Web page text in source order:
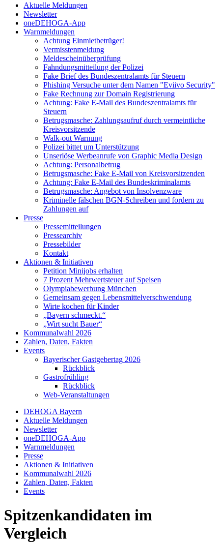
Aktuelle Meldungen
Newsletter
oneDEHOGA-App
Warnmeldungen
Achtung Einmietbetrüger!
Vermisstenmeldung
Meldescheinüberprüfung
Fahndungsmitteilung der Polizei
Fake Brief des Bundeszentralamts für Steuern
Phishing Versuche unter dem Namen "Eviivo Security"
Fake Rechnung zur Domain Registrierung
Achtung: Fake E-Mail des Bundeszentralamts für
Steuern
Betrugsmasche: Zahlungsaufruf durch vermeintliche
Kreisvorsitzende
Walk-out Warnung
Polizei bittet um Unterstützung
Unseriöse Werbeanrufe von Graphic Media Design
Achtung: Personalbetrug
Betrugsmasche: Fake E-Mail von Kreisvorsitzenden
Achtung: Fake E-Mail des Bundeskriminalamts
Betrugsmasche: Angebot von Insolvenzware
Kriminelle fälschen BGN-Schreiben und fordern zu
Zahlungen auf
Presse
Pressemitteilungen
Pressearchiv
Pressebilder
Kontakt
Aktionen & Initiativen
Petition Minijobs erhalten
7 Prozent Mehrwertsteuer auf Speisen
Olympiabewerbung München
Gemeinsam gegen Lebensmittelverschwendung
Wirte kochen für Kinder
„Bayern schmeckt.“
„Wirt sucht Bauer“
Kommunalwahl 2026
Zahlen, Daten, Fakten
Events
Bayerischer Gastgebertag 2026
Rückblick
Gastrofrühling
Rückblick
Web-Veranstaltungen
DEHOGA Bayern
Aktuelle Meldungen
Newsletter
oneDEHOGA-App
Warnmeldungen
Presse
Aktionen & Initiativen
Kommunalwahl 2026
Zahlen, Daten, Fakten
Events
Spitzenkandidaten im
Vergleich